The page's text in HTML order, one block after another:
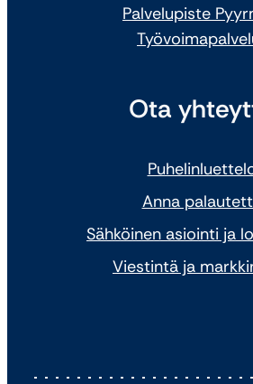
Palvelupiste
Ota
Anna
Sähköinen asiointi ja
Viestintä ja